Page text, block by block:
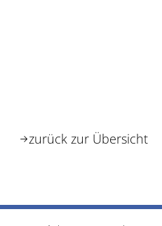
zurück zur Übersicht